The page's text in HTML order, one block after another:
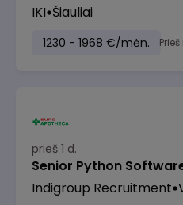
IKI Šiauliai
1230 - 1968 €/mėn.
prieš 1 d.
Senior Python
Indigroup Recruitment